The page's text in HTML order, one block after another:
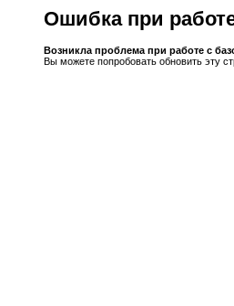
Ошибка при
Возникла проблема при работе с
Вы можете попробовать обновить эту